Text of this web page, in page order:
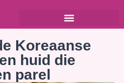
Koreaanse
huid die
parel